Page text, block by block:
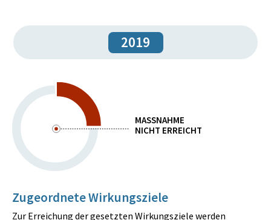
2019
MASSNAHME
NICHT ERREICHT
Zugeordnete Wirkungsziele
Zur Erreichung der gesetzten Wirkungsziele werden